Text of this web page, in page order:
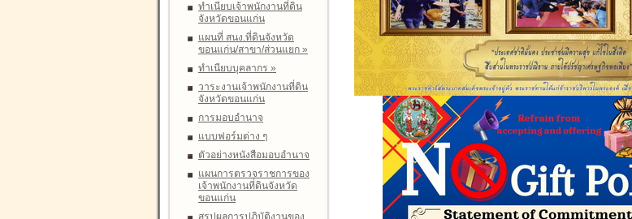
ทำเนียบเจ้าพนักงานที่ดิน
จังหวัดขอนแก่น
แผนที่ สนง.ที่ดินจังหวัด
ขอนแก่น/สาขา/ส่วนแยก »
ทำเนียบบุคลากร »
วาระงานเจ้าพนักงานที่ดิน
จังหวัดขอนแก่น
การมอบอำนาจ
แบบฟอร์มต่าง ๆ
ตัวอย่างหนังสือมอบอำนาจ
แผนการตรวจราชการของ
เจ้าพนักงานที่ดินจังหวัด
ขอนแก่น
สรุปผลการปฏิบัติงานของ